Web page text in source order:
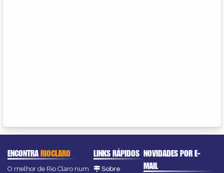
ENCONTRARIOCLARO
O melhor de Rio Claro num
LINKS RÁPIDOS
Sobre
NOVIDADES POR E-
MAIL